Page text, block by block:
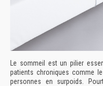
Le sommeil est un pilier
patients chroniques comme
personnes en surpoids.